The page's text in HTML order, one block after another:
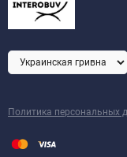
Политика персональных